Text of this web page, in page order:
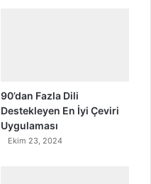
90’dan Fazla Dili
Destekleyen En İyi Çeviri
Uygulaması
Ekim 23, 2024